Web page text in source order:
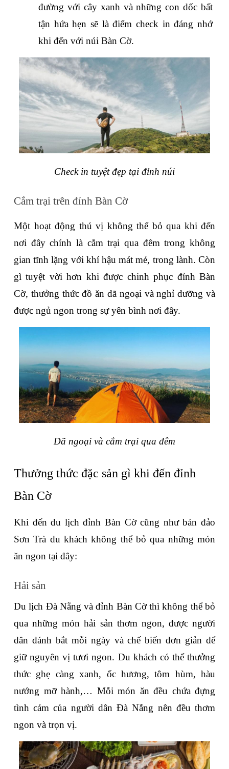
đường với cây xanh và những con dốc bất
tận hứa hẹn sẽ là điểm check in đáng nhớ
khi đến với núi Bàn Cờ.
Check in tuyệt đẹp tại đỉnh núi
Cắm trại trên đỉnh Bàn Cờ
Một hoạt động thú vị không thể bỏ qua khi đến
nơi đây chính là cắm trại qua đêm trong không
gian tĩnh lặng với khí hậu mát mẻ, trong lành. Còn
gì tuyệt vời hơn khi được chinh phục đỉnh Bàn
Cờ, thưởng thức đồ ăn dã ngoại và nghỉ dưỡng và
được ngủ ngon trong sự yên bình nơi đây.
Dã ngoại và cắm trại qua đêm
Thưởng thức đặc sản gì khi đến đỉnh
Bàn Cờ
Khi đến du lịch đỉnh Bàn Cờ cũng như bán đảo
Sơn Trà du khách không thể bỏ qua những món
ăn ngon tại đây:
Hải sản
Du lịch Đà Nẵng và đỉnh Bàn Cờ thì không thể bỏ
qua những món hải sản thơm ngon, được người
dân đánh bắt mỗi ngày và chế biến đơn giản để
giữ nguyên vị tươi ngon. Du khách có thể thưởng
thức ghẹ càng xanh, ốc hương, tôm hùm, hàu
nướng mỡ hành,… Mỗi món ăn đều chứa đựng
tình cảm của người dân Đà Nẵng nên đều thơm
ngon và trọn vị.